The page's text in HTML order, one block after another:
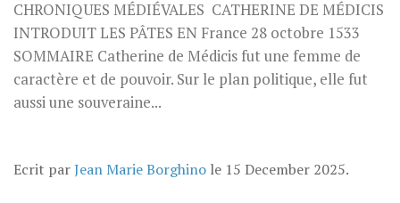
CHRONIQUES MÉDIÉVALES CATHERINE DE MÉDICIS
INTRODUIT LES PÂTES EN France 28 octobre 1533
SOMMAIRE Catherine de Médicis fut une femme de
caractère et de pouvoir. Sur le plan politique, elle fut
aussi une souveraine...
Ecrit parJean Marie Borghino le 15 December 2025.